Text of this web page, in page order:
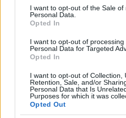
consent section.
I want to opt-out of the Sale of
Personal Data.
Opted In
I want to opt-out of processing
Personal Data for Targeted
Opted In
I want to opt-out of Collection,
Retention, Sale, and/or
Personal Data that Is
Purposes for which it was
Opted Out
Zárt nyak - Cameron Diaz
Fotó: Nancy Kaszerman /